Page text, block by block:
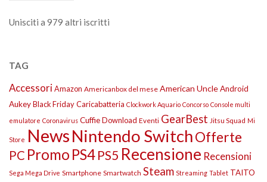
Unisciti a 979 altri iscritti
TAG
AccessoriAmazon Americanbox del mese American UncleAndroid
AukeyBlack FridayCaricabatteria Clockwork Aquario Concorso Console multi
emulatore Coronavirus CuffieDownload Eventi GearBest Jitsu Squad Mi
Store NewsNintendo SwitchOfferte
PC Promo PS4PS5 Recensione Recensioni
Sega Mega Drive Smartphone Smartwatch Steam Streaming Tablet TAITO